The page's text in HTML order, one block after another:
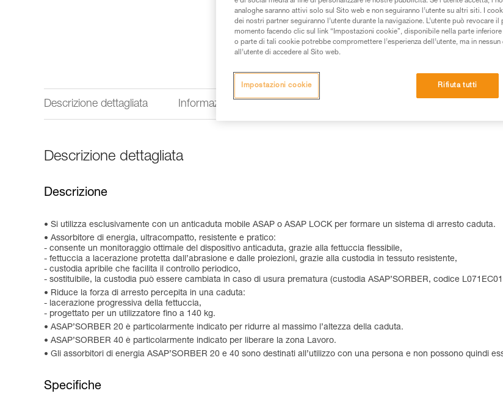
Descrizione dettagliata Informazioni tecniche
Descrizione dettagliata
Descrizione
Si utilizza esclusivamente con un anticaduta mobile ASAP o ASAP LOCK per formare un sistema di arresto caduta.
Assorbitore di energia, ultracompatto, resistente e pratico:
- consente un monitoraggio ottimale del dispositivo anticaduta, grazie alla fettuccia flessibile,
- fettuccia a lacerazione protetta dall’abrasione e dalle proiezioni, grazie alla custodia in tessuto resistente,
- custodia apribile che facilita il controllo periodico,
- sostituibile, la custodia può essere cambiata in caso di usura prematura (custodia ASAP’SORBER, codice
Riduce la forza di arresto percepita in una caduta:
- lacerazione progressiva della fettuccia,
- progettato per un utilizzatore fino a 140 kg.
ASAP’SORBER 20 è particolarmente indicato per ridurre al massimo l’altezza della caduta.
ASAP’SORBER 40 è particolarmente indicato per liberare la zona Lavoro.
Gli assorbitori di energia ASAP’SORBER 20 e 40 sono destinati all’utilizzo con una persona e non possono quindi
Specifiche
analoghe saranno attivi solo sul Sito web e non seguiranno l’utente su altri siti. I
dei nostri partner seguiranno l’utente durante la navigazione. L’utente può revocare
momento facendo clic sul link “Impostazioni cookie”, disponibile nella parte
o parte di tali cookie potrebbe compromettere l’esperienza dell’utente, ma in
all’utente di accedere al Sito web.
Rifiuta tutti
Impostazioni cookie